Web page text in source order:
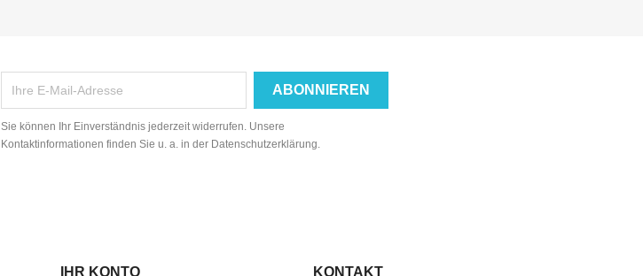
Sie können Ihr Einverständnis jederzeit widerrufen. Unsere
Kontaktinformationen finden Sie u. a. in der Datenschutzerklärung.
IHR KONTO KONTAKT